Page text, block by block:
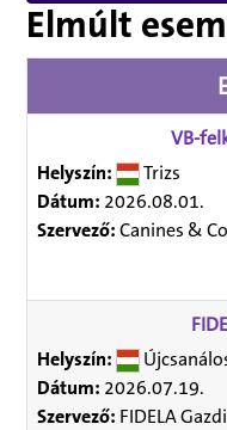
Elmúlt
VB-
Helyszín:
Trizs
Dátum: 2026.08.01.
Szervező:Canines &
Helyszín:
Dátum: 2026.07.19.
Szervező: FIDELA